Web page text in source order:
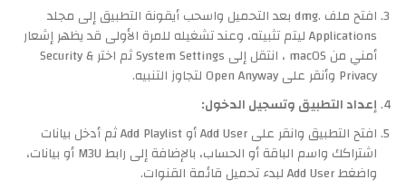
افتح ملف .dmg بعد التحميل واسحب أيقونة التطبيق إلى مجلد
Applications ليتم تثبيته، وعند تشغيله للمرة الأولى قد يظهر إشعار
أمني من macOS ، انتقل إلى System Settings ثم اختر Security &
Privacy وأنقر على Open Anyway لتجاوز التنبيه.
إعداد التطبيق وتسجيل الدخول:
افتح التطبيق وانقر على Add User أو Add Playlist ثم أدخل بيانات
اشتراكك واسم الباقة أو الحساب، بالإضافة إلى رابط M3U أو بيانات،
واضغط Add User لبدء تحميل قائمة القنوات.